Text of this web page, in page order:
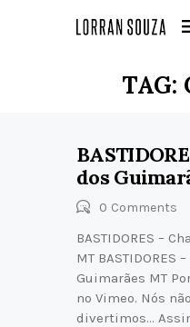
TAG:
dos
0 Comments
BASTIDORES –
MT BASTIDORES
Guimarães MT
no Vimeo. Nós
divertimos…